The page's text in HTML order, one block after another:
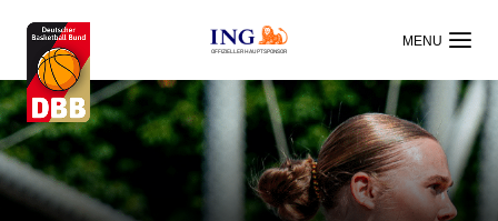
OFFIZIELLER HAUPTSPONSOR